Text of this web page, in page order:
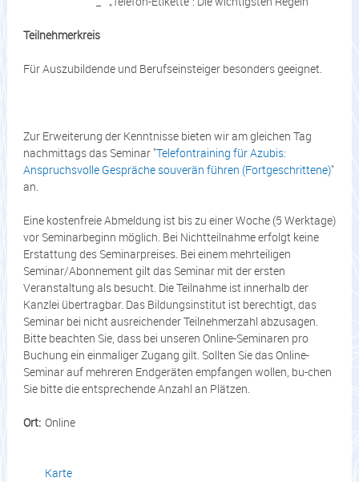
Teilnehmerkreis
Für Auszubildende und Berufseinsteiger besonders geeignet.
Zur Erweiterung der Kenntnisse bieten wir am gleichen Tag
nachmittags das Seminar "Telefontraining für Azubis:
Anspruchsvolle Gespräche souverän führen (Fortgeschrittene)"
an.
Eine kostenfreie Abmeldung ist bis zu einer Woche (5 Werktage)
vor Seminarbeginn möglich. Bei Nichtteilnahme erfolgt keine
Erstattung des Seminarpreises. Bei einem mehrteiligen
Seminar/Abonnement gilt das Seminar mit der ersten
Veranstaltung als besucht. Die Teilnahme ist innerhalb der
Kanzlei übertragbar. Das Bildungsinstitut ist berechtigt, das
Seminar bei nicht ausreichender Teilnehmerzahl abzusagen.
Bitte beachten Sie, dass bei unseren Online-Seminaren pro
Buchung ein einmaliger Zugang gilt. Sollten Sie das Online-
Seminar auf mehreren Endgeräten empfangen wollen, bu-chen
Sie bitte die entsprechende Anzahl an Plätzen.
Ort: Online
Karte